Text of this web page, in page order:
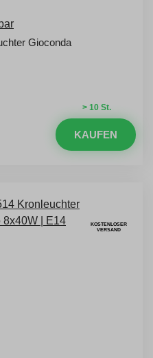
Gioconda
> 10 St.
KAUFEN
KOSTENLOSER
VERSAND